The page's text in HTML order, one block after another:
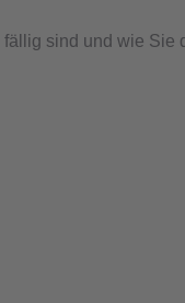
sind und wie Sie